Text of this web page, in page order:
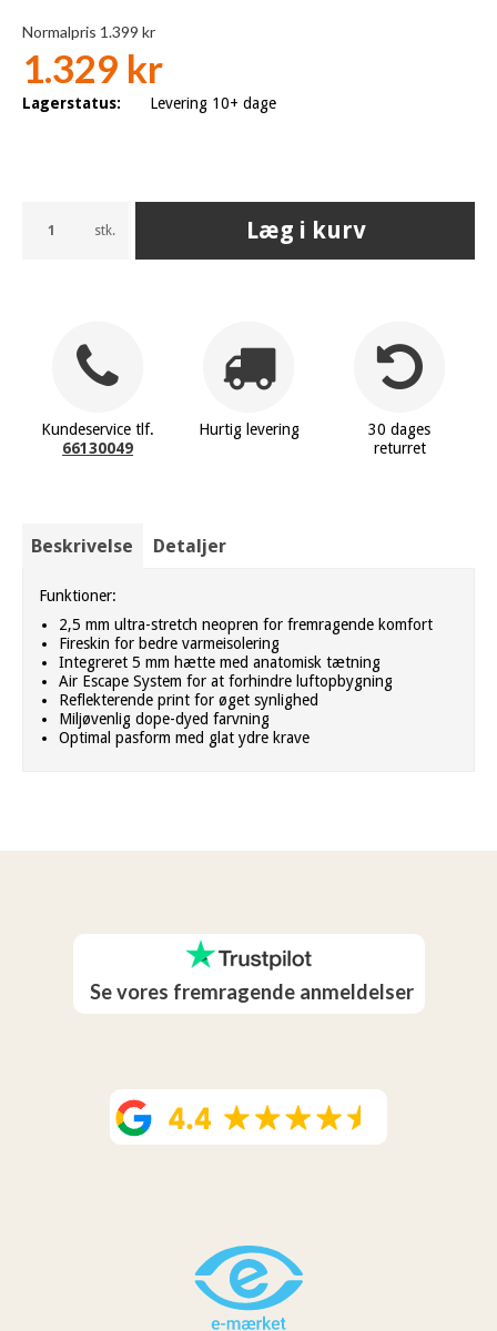
Normalpris 1.399 kr
1.329 kr
Lagerstatus: Levering 10+ dage
stk. Læg i kurv
Kundeservice tlf.
66130049
Hurtig levering
30 dages
returret
Beskrivelse Detaljer
Funktioner:
2,5 mm ultra-stretch neopren for fremragende komfort
Fireskin for bedre varmeisolering
Integreret 5 mm hætte med anatomisk tætning
Air Escape System for at forhindre luftopbygning
Reflekterende print for øget synlighed
Miljøvenlig dope-dyed farvning
Optimal pasform med glat ydre krave
Se vores fremragende anmeldelser